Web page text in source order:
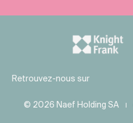
© 2026 Naef Holding SA
Retrouvez-nous sur